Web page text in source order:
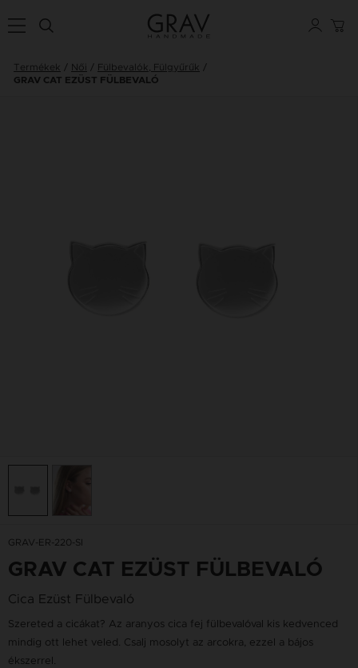
Termékek Női Fülbevalók, Fülgyűrűk
GRAV CAT EZÜST FÜLBEVALÓ
GRAV-ER-220-SI
GRAV CAT EZÜST FÜLBEVALÓ
Cica Ezüst Fülbevaló
Szereted a cicákat? Az aranyos cica fej fülbevalóval kis kedvenced
mindig ott lehet veled. Csalj mosolyt az arcokra, ezzel a bájos
ékszerrel.